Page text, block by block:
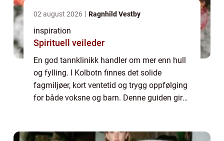
02 august 2026 Ragnhild Vestby
inspiration
Spirituell veileder
En god tannklinikk handler om mer enn hull
og fylling. I Kolbotn finnes det solide
fagmiljøer, kort ventetid og trygg oppfølging
for både voksne og barn. Denne guiden gir